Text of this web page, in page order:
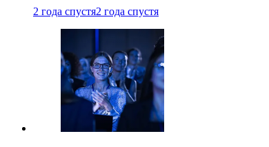
2 года спустя2 года спустя